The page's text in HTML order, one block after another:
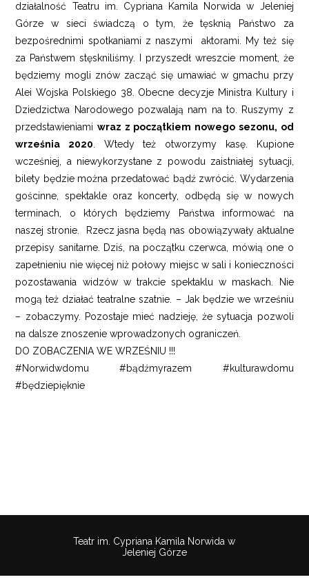
działalność Teatru im. Cypriana Kamila Norwida w Jeleniej
Górze w sieci świadczą o tym, że tęsknią Państwo za
bezpośrednimi spotkaniami z naszymi aktorami. My też się
za Państwem stęskniliśmy. I przyszedł wreszcie moment, że
będziemy mogli znów zacząć się umawiać w gmachu przy
Alei Wojska Polskiego 38. Obecne decyzje Ministra Kultury i
Dziedzictwa Narodowego pozwalają nam na to. Ruszymy z
przedstawieniamiwraz z początkiem nowego sezonu, od
września 2020 . Wtedy też otworzymy kasę. Kupione
wcześniej, a niewykorzystane z powodu zaistniałej sytuacji,
bilety będzie można przedatować bądź zwrócić. Wydarzenia
gościnne, spektakle oraz koncerty, odbędą się w nowych
terminach, o których będziemy Państwa informować na
naszej stronie. Rzecz jasna będą nas obowiązywały aktualne
przepisy sanitarne. Dziś, na początku czerwca, mówią one o
zapełnieniu nie więcej niż połowy miejsc w sali i konieczności
pozostawania widzów w trakcie spektaklu w maskach. Nie
mogą też działać teatralne szatnie. – Jak będzie we wrześniu
– zobaczymy. Pozostaje mieć nadzieję, że sytuacja pozwoli
na dalsze znoszenie wprowadzonych ograniczeń.
DO ZOBACZENIA WE WRZEŚNIU !!!
#Norwidwdomu #bądźmyrazem #kulturawdomu
#będziepięknie
Teatr im. Cypriana Kamila Norwida w
Jeleniej Górze